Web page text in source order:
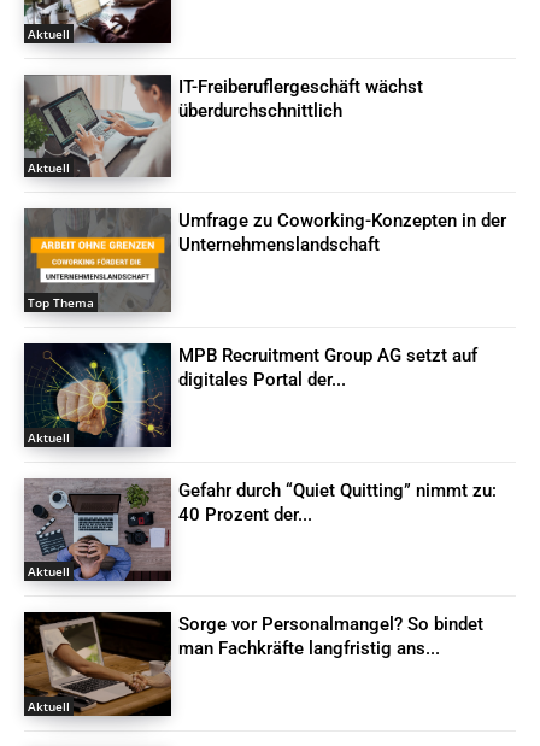
Aktuell
Aktuell
IT-Freiberuflergeschäft wächst
überdurchschnittlich
Top Thema
Umfrage zu Coworking-Konzepten in der
Unternehmenslandschaft
Aktuell
MPB Recruitment Group AG setzt auf
digitales Portal der...
Aktuell
Gefahr durch “Quiet Quitting” nimmt zu:
40 Prozent der...
Aktuell
Sorge vor Personalmangel? So bindet
man Fachkräfte langfristig ans...